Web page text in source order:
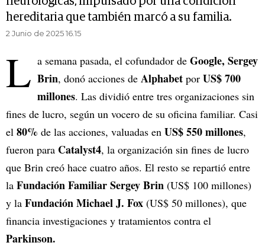
hereditaria que también marcó a su familia.
2 Junio de 2025 16.15
L a semana pasada, el cofundador de Google, Sergey
Brin, donó acciones de Alphabet por US$ 700
millones. Las dividió entre tres organizaciones sin
fines de lucro, según un vocero de su oficina familiar. Casi
el 80% de las acciones, valuadas en US$ 550 millones,
fueron para Catalyst4, la organización sin fines de lucro
que Brin creó hace cuatro años. El resto se repartió entre
la Fundación Familiar Sergey Brin (US$ 100 millones)
y la Fundación Michael J. Fox (US$ 50 millones), que
financia investigaciones y tratamientos contra el
Parkinson.